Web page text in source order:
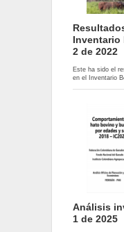
Inventario
2 de 2022
Este ha sido el
en el Inventario
Análisis
1 de 2025